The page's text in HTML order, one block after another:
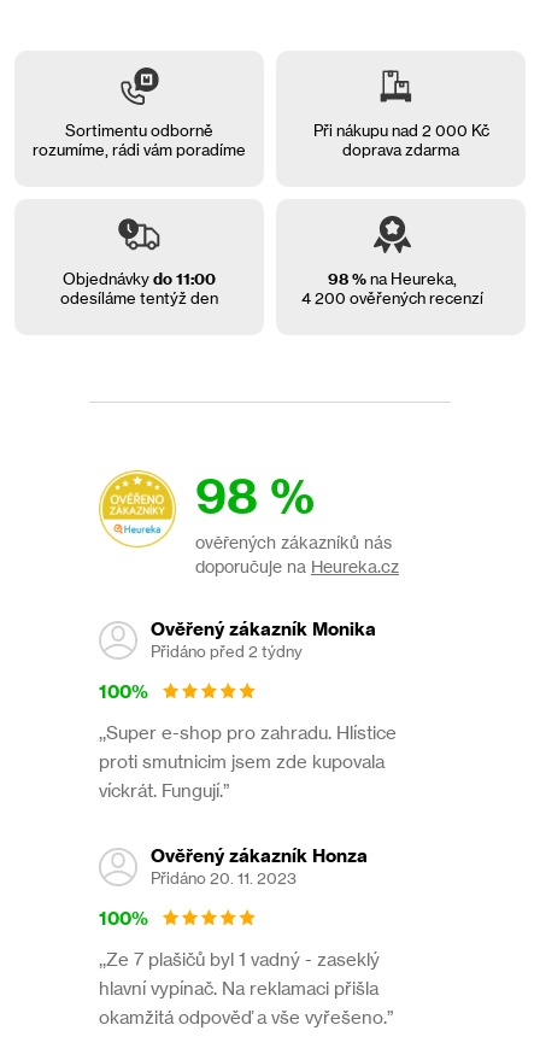
Sortimentu odborně
rozumíme, rádi vámporadíme
Při nákupu nad 2 000 Kč
doprava zdarma
Objednávkydo 11:00
odesíláme tentýž den
98 %na Heureka,
4 200 ověřených recenzí
98 %
ověřených zákazníků nás
doporučuje na Heureka.cz
Ověřený zákazník Monika
Přidáno před 2 týdny
100%
,,Super e-shop pro zahradu. Hlístice
proti smutnicim jsem zde kupovala
víckrát. Fungují.”
Ověřený zákazník Honza
Přidáno 20. 11. 2023
100%
,,Ze 7 plašičů byl 1 vadný - zaseklý
hlavní vypínač. Na reklamaci přišla
okamžitá odpověď a vše vyřešeno.”